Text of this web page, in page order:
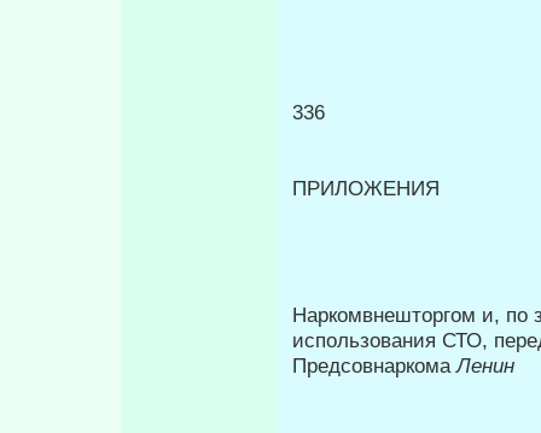
336
ПРИЛОЖЕНИЯ
Наркомвнешторгом и, по
использования СТО,
ПредсовнаркомаЛенин